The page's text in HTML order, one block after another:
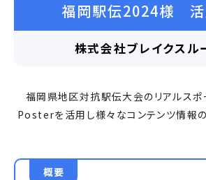
福岡駅伝2024様 活
株式会社ブレイクス
福岡県地区対抗駅伝大会のリアルスポ
Posterを活用し様々なコンテンツ情報の
概要